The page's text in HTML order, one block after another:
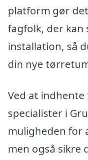
platform gør
fagfolk, der kan
installation, så
din nye
Ved at
specialister i
muligheden for
men også sikre